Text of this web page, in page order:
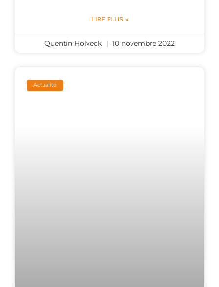
LIRE PLUS »
Quentin Holveck 10 novembre 2022
Actualité